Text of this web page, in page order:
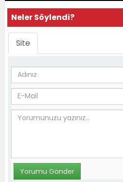
Neler Söylendi?
Site